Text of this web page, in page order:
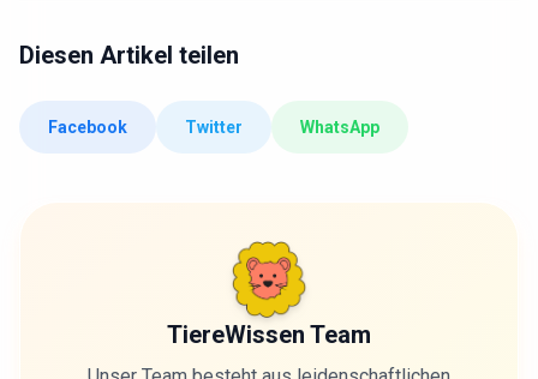
Diesen Artikel teilen
Facebook Twitter WhatsApp
TiereWissen Team